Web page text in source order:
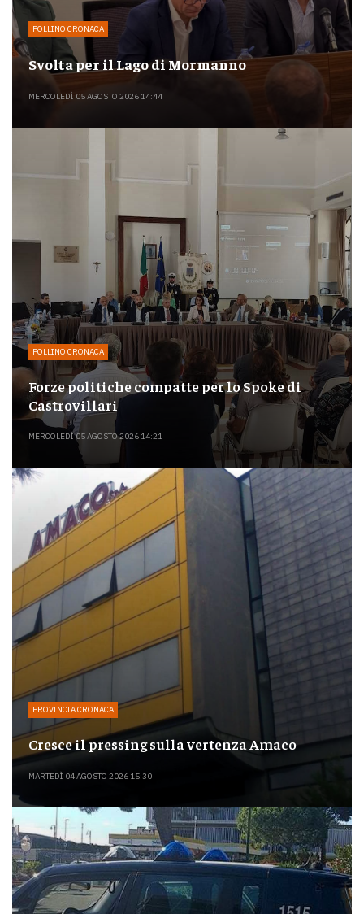
POLLINO CRONACA
Svolta per il Lago di Mormanno
MERCOLEDÌ 05 AGOSTO 2026 14:44
POLLINO CRONACA
Forze politiche compatte per lo Spoke di
Castrovillari
MERCOLEDÌ 05 AGOSTO 2026 14:21
PROVINCIA CRONACA
Cresce il pressing sulla vertenza Amaco
MARTEDÌ 04 AGOSTO 2026 15:30